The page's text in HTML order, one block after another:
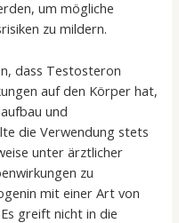
um mögliche
zu mildern.
dass Testosteron
auf den Körper hat,
und
die Verwendung stets
unter ärztlicher
zu
mit einer Art von
greift nicht in die